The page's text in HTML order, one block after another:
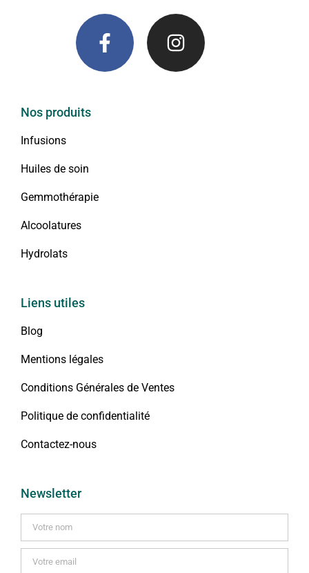
Nos produits
Infusions
Huiles de soin
Gemmothérapie
Alcoolatures
Hydrolats
Liens utiles
Blog
Mentions légales
Conditions Générales de Ventes
Politique de confidentialité
Contactez-nous
Newsletter